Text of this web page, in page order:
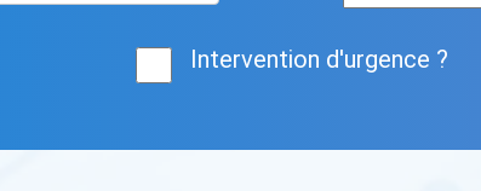
Intervention d'urgence ?